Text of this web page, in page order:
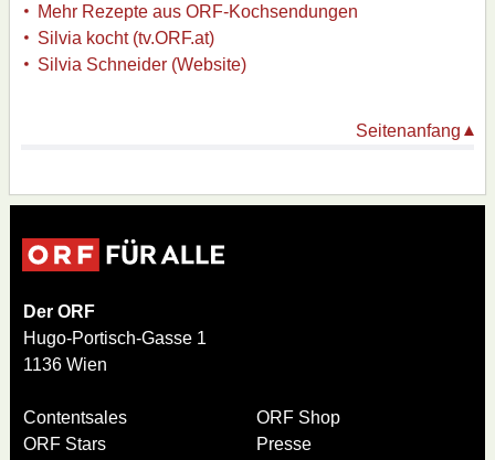
Mehr Rezepte aus ORF-Kochsendungen
Silvia kocht (tv.ORF.at)
Silvia Schneider (Website)
Seitenanfang
Der ORF
Hugo-Portisch-Gasse 1
1136 Wien
Contentsales
ORF Stars
ORF Shop
Presse